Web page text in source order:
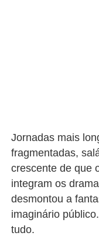
Jornadas mais
fragmentadas,
crescente de que
integram os
desmontou a
imaginário
tudo.